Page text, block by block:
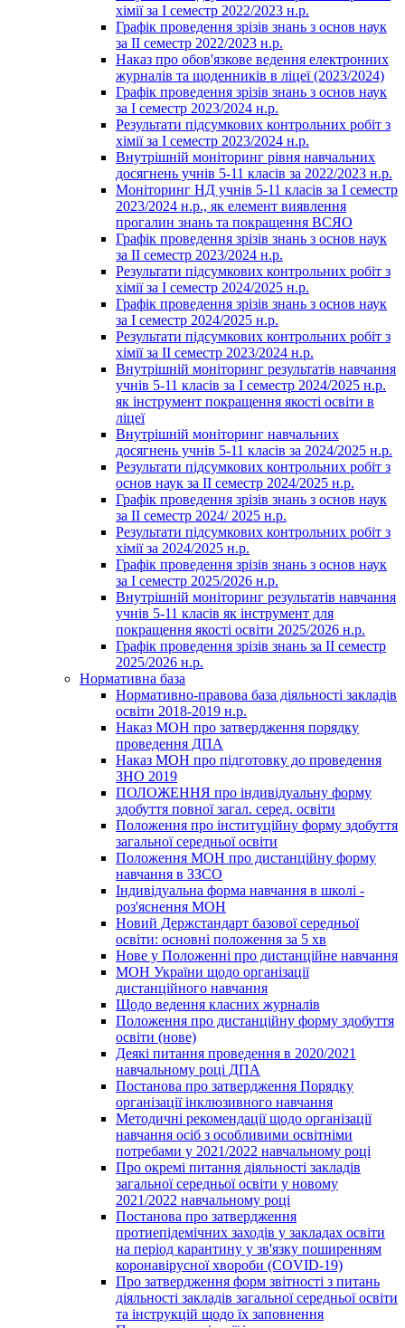
хімії за І семестр 2022/2023 н.р.
Графік проведення зрізів знань з основ наук
за ІІ семестр 2022/2023 н.р.
Наказ про обов'язкове ведення електронних
журналів та щоденників в ліцеї (2023/2024)
Графік проведення зрізів знань з основ наук
за І семестр 2023/2024 н.р.
Результати підсумкових контрольних робіт з
хімії за І семестр 2023/2024 н.р.
Внутрішній моніторинг рівня навчальних
досягнень учнів 5-11 класів за 2022/2023 н.р.
Моніторинг НД учнів 5-11 класів за І семестр
2023/2024 н.р., як елемент виявлення
прогалин знань та покращення ВСЯО
Графік проведення зрізів знань з основ наук
за ІІ семестр 2023/2024 н.р.
Результати підсумкових контрольних робіт з
хімії за І семестр 2024/2025 н.р.
Графік проведення зрізів знань з основ наук
за І семестр 2024/2025 н.р.
Результати підсумкових контрольних робіт з
хімії за ІІ семестр 2023/2024 н.р.
Внутрішній моніторинг результатів навчання
учнів 5-11 класів за І семестр 2024/2025 н.р.
як інструмент покращення якості освіти в
ліцеї
Внутрішній моніторинг навчальних
досягнень учнів 5-11 класів за 2024/2025 н.р.
Результати підсумкових контрольних робіт з
основ наук за ІІ семестр 2024/2025 н.р.
Графік проведення зрізів знань з основ наук
за ІІ семестр 2024/ 2025 н.р.
Результати підсумкових контрольних робіт з
хімії за 2024/2025 н.р.
Графік проведення зрізів знань з основ наук
за І семестр 2025/2026 н.р.
Внутрішній моніторинг результатів навчання
учнів 5-11 класів як інструмент для
покращення якості освіти 2025/2026 н.р.
Графік проведення зрізів знань за ІІ семестр
2025/2026 н.р.
Нормативна база
Нормативно-правова база діяльності закладів
освіти 2018-2019 н.р.
Наказ МОН про затвердження порядку
проведення ДПА
Наказ МОН про підготовку до проведення
ЗНО 2019
ПОЛОЖЕННЯ про індивідуальну форму
здобуття повної загал. серед. освіти
Положення про інституційну форму здобуття
загальної середньої освіти
Положення МОН про дистанційну форму
навчання в ЗЗСО
Індивідуальна форма навчання в школі -
роз'яснення МОН
Новий Держстандарт базової середньої
освіти: основні положення за 5 хв
Нове у Положенні про дистанційне навчання
МОН України щодо організації
дистанційного навчання
Щодо ведення класних журналів
Положення про дистанційну форму здобуття
освіти (нове)
Деякі питання проведення в 2020/2021
навчальному році ДПА
Постанова про затвердження Порядку
організації інклюзивного навчання
Методичні рекомендації щодо організації
навчання осіб з особливими освітніми
потребами у 2021/2022 навчальному році
Про окремі питання діяльності закладів
загальної середньої освіти у новому
2021/2022 навчальному році
Постанова про затвердження
протиепідемічних заходів у закладах освіти
на період карантину у зв'язку поширенням
коронавірусної хвороби (COVID-19)
Про затвердження форм звітності з питань
діяльності закладів загальної середньої освіти
та інструкцій щодо їх заповнення